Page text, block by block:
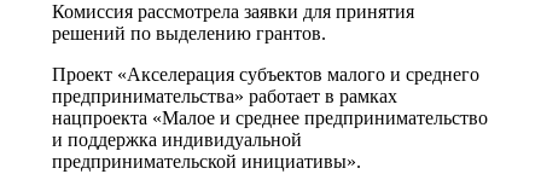
Комиссия рассмотрела заявки для принятия
решений по выделению грантов.
Проект «Акселерация субъектов малого и среднего
предпринимательства» работает в рамках
нацпроекта «Малое и среднее предпринимательство
и поддержка индивидуальной
предпринимательской инициативы».